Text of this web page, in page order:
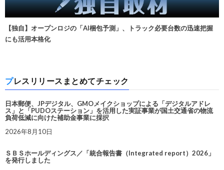
【独自】オープンロジの「AI梱包予測」、トラック必要台数の迅速把握
にも活用本格化
プレスリリースまとめてチェック
日本郵便、JPデジタル、GMOメイクショップによる「デジタルアドレ
ス」と「PUDOステーション」を活用した実証事業が国土交通省の物流
負荷低減に向けた補助金事業に採択
2026年8月10日
ＳＢＳホールディングス／「統合報告書（Integrated report）2026」
を発行しました